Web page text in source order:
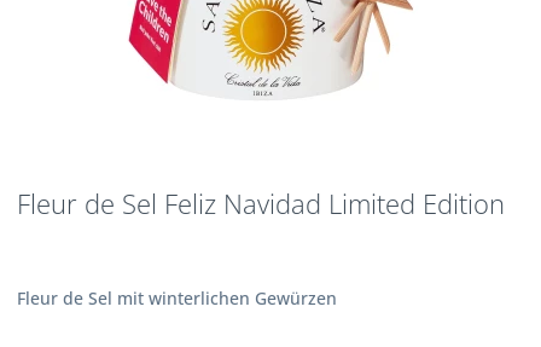
Fleur de Sel Feliz Navidad Limited Edition
Fleur de Sel mit winterlichen Gewürzen